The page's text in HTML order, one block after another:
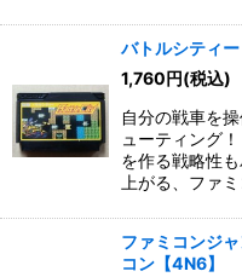
バトルシティ
1,760円(税込)
自分の戦車を
ューティング
を作る戦略性
上がる、ファ
ファミコンジ
コン【4N6】